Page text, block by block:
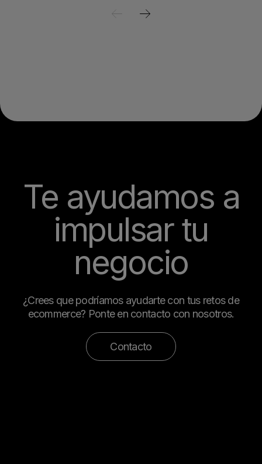
Te ayudamos a
impulsar tu
negocio
¿Crees que podríamos ayudarte con tus retos de
ecommerce? Ponte en contacto con nosotros.
Contacto